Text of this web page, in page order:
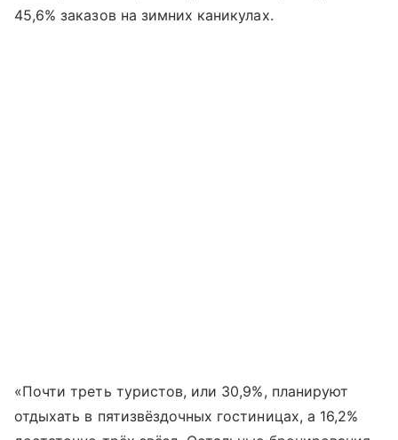
45,6% заказов на зимних каникулах.
«Почти треть туристов, или 30,9%, планируют
отдыхать в пятизвёздочных гостиницах, а 16,2%